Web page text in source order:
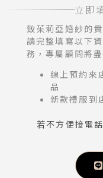
立即
致茱莉亞婚紗的貴
請完整填寫以下
務，專屬顧問將
線上預約來
品
新款禮服到
若不方便接電